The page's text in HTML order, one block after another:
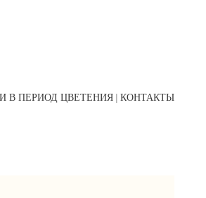
В ПЕРИОД ЦВЕТЕНИЯ КОНТАКТЫ